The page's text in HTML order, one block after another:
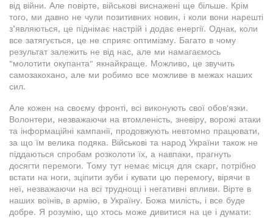
від війни. Але повірте, військові виснажені ще більше. Крім
того, ми давно не чули позитивних новин, і коли вони нарешті
з’являються, це піднімає настрій і додає енергії. Однак, коли
все затягується, це не сприяє оптимізму. Багато в чому
результат залежить не від нас, але ми намагаємось
"молотити окупанта" якнайкраще. Можливо, це звучить
самозакохано, але ми робимо все можливе в межах наших
сил.
Але кожен на своєму фронті, всі виконують свої обов'язки.
Волонтери, незважаючи на втомленість, зневіру, ворожі атаки
та інформаційні кампанії, продовжують невтомно працювати,
за що їм велика подяка. Військові та народ України також не
піддаються спробам розколоти їх, а навпаки, прагнуть
досягти перемоги. Тому тут немає місця для скарг, потрібно
встати на ноги, зціпити зуби і кувати цю перемогу, вірячи в
неї, незважаючи на всі труднощі і негативні впливи. Вірте в
наших воїнів, в армію, в Україну. Божа милість, і все буде
добре. Я розумію, що хтось може дивитися на це і думати: